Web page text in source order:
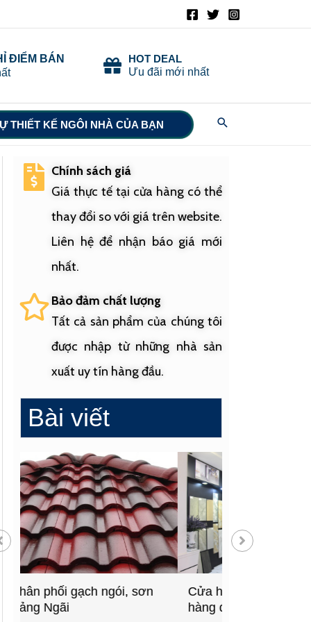
ĐIỂM BÁN
HOT DEAL
Ưu đãi mới nhất
THIẾT KẾ NGÔI NHÀ CỦA BẠN Search
Chính sách giá
Giá thực tế tại cửa hàng có thể
thay đổi so với giá trên website.
Liên hệ để nhận báo giá mới
nhất.
Bảo đảm chất lượng
Tất cả sản phẩm của chúng tôi
được nhập từ những nhà sản
xuất uy tín hàng đầu.
Bài viết
Cửa hàng vật liệu xây dựng
hàng đầu Quảng Ngãi